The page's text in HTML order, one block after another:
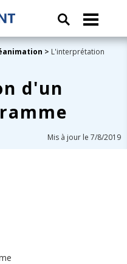
> L'interprétation
d'un
Mis à jour le 7/8/2019